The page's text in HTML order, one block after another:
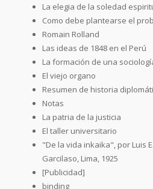
La elegia de la soledad
Como debe plantearse el
Romain Rolland
Las ideas de 1848 en el Perú
La formación de una
El viejo organo
Resumen de historia
Notas
La patria de la justicia
El taller universitario
"De la vida inkaika", por Luis
Garcilaso, Lima, 1925
[Publicidad]
binding